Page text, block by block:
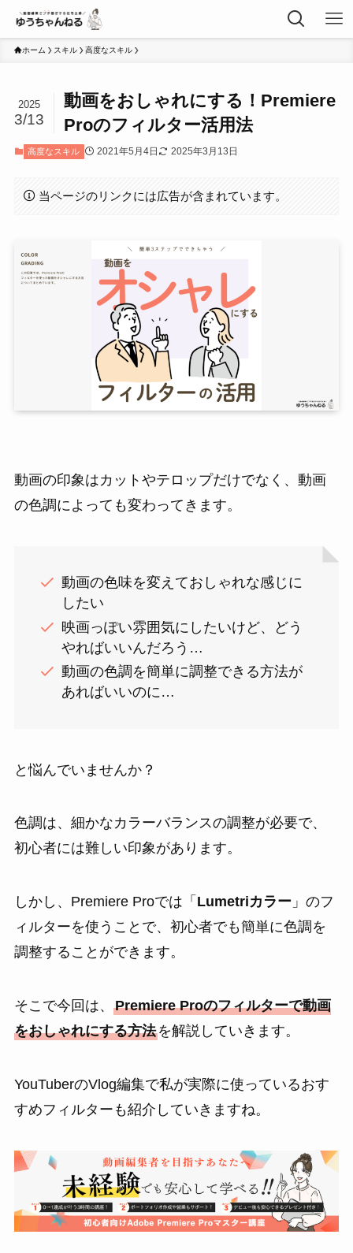
ホーム スキル 高度なスキル
動画をおしゃれにする！Premiere
Proのフィルター活用法
2025
3/13
高度なスキル 2021年5月4日 2025年3月13日
当ページのリンクには広告が含まれています。
動画の印象はカットやテロップだけでなく、動画
の色調によっても変わってきます。
動画の色味を変えておしゃれな感じに
したい
映画っぽい雰囲気にしたいけど、どう
やればいいんだろう…
動画の色調を簡単に調整できる方法が
あればいいのに…
と悩んでいませんか？
色調は、細かなカラーバランスの調整が必要で、
初心者には難しい印象があります。
しかし、Premiere Proでは「 Lumetriカラー」のフ
ィルターを使うことで、初心者でも簡単に色調を
調整することができます。
そこで今回は、 Premiere Proのフィルターで動画
をおしゃれにする方法を解説していきます。
YouTuberのVlog編集で私が実際に使っているおす
すめフィルターも紹介していきますね。